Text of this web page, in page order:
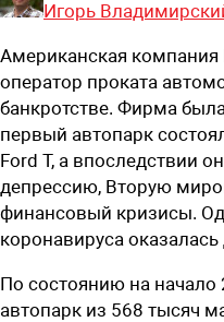
Игорь
Американская
оператор проката
банкротстве. Фирма
первый автопарк
Ford T, а впоследствии
депрессию, Вторую
финансовый кризисы.
коронавируса
По состоянию на начало
автопарк из 568 тысяч